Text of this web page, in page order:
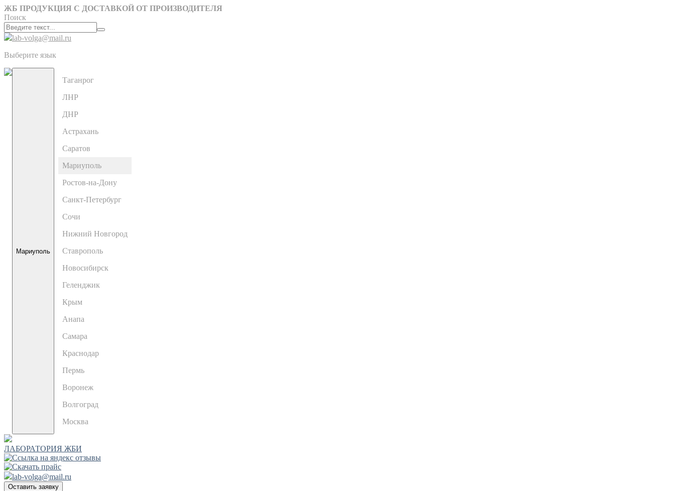
ЖБ ПРОДУКЦИЯ С ДОСТАВКОЙ ОТ ПРОИЗВОДИТЕЛЯ
Поиск
lab-volga@mail.ru
Выберите язык
Мариуполь
Таганрог
ЛНР
ДНР
Астрахань
Саратов
Мариуполь
Ростов-на-Дону
Санкт-Петербург
Сочи
Нижний Новгород
Ставрополь
Новосибирск
Геленджик
Крым
Анапа
Самара
Краснодар
Пермь
Воронеж
Волгоград
Москва
ЛАБОРАТОРИЯ ЖБИ
lab-volga@mail.ru
Оставить заявку